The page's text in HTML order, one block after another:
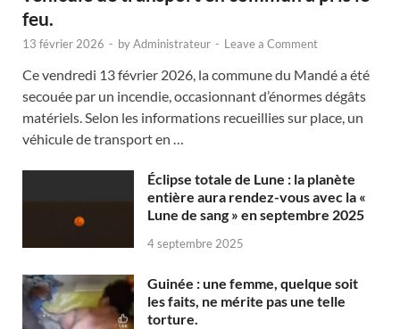
feu.
13 février 2026 - byAdministrateur - Leave a Comment
Ce vendredi 13 février 2026, la commune du Mandé a été
secouée par un incendie, occasionnant d’énormes dégâts
matériels. Selon les informations recueillies sur place, un
véhicule de transport en …
Éclipse totale de Lune : la planète
entière aura rendez-vous avec la «
Lune de sang » en septembre 2025
4 septembre 2025
Guinée : une femme, quelque soit
les faits, ne mérite pas une telle
torture.